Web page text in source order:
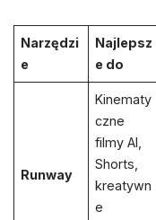
Narzędzi
e
Najlepsz
e do
Runway
Kinematy
czne
filmy AI,
Shorts,
kreatywn
e